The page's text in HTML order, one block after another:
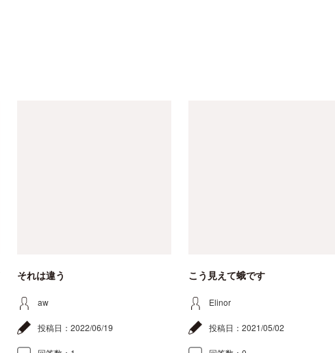
それは違う
aw
投稿日： 2022/06/19
こう見えて蛾です
Elinor
投稿日： 2021/05/02